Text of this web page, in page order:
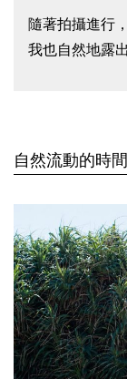
隨著拍攝進行，
我也自然地露
自然流動的時